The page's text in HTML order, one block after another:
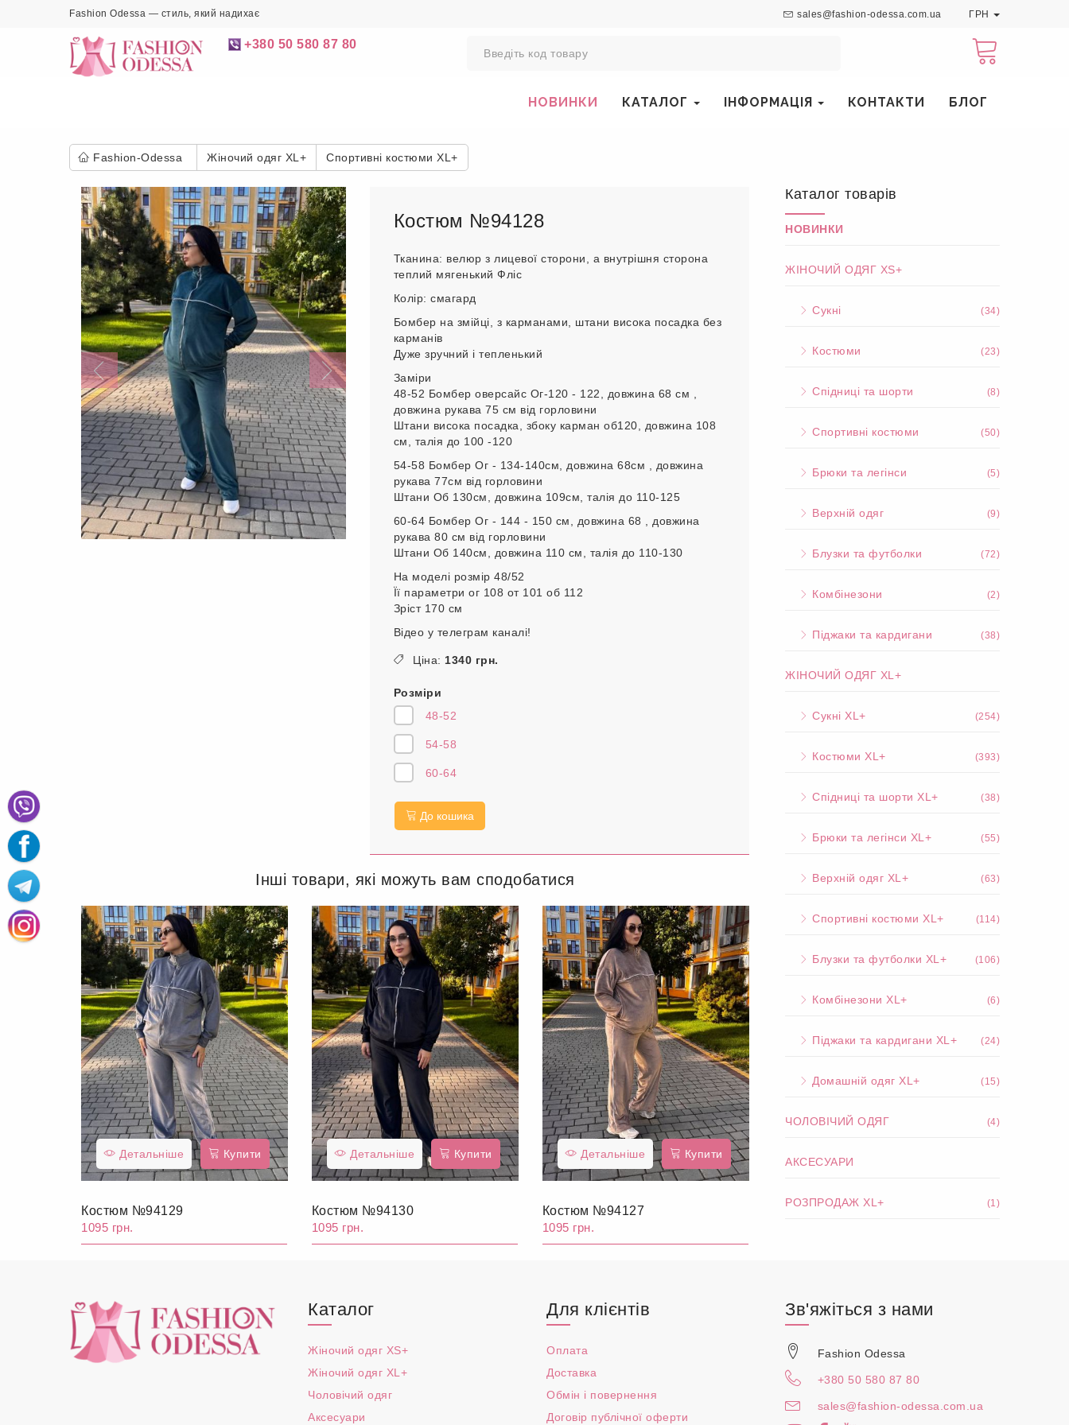
Fashion Odessa — стиль, який надихає sales@fashion-odessa.com.ua ГРН
+380 50 580 87 80
НОВИНКИ КАТАЛОГ ІНФОРМАЦІЯ КОНТАКТИ БЛОГ
Fashion-Odessa Жіночий одяг XL+ Спортивні костюми XL+
Костюм №94128
Тканина: велюр з лицевої сторони, а внутрішня сторона
теплий мягенький Фліс
Колір: смагард
Бомбер на змійці, з карманами, штани висока посадка без
карманів
Дуже зручний і тепленький
Заміри
48-52 Бомбер оверсайс Ог-120 - 122, довжина 68 см ,
довжина рукава 75 см від горловини
Штани висока посадка, збоку карман об120, довжина 108
см, талія до 100 -120
54-58 Бомбер Ог - 134-140см, довжина 68см , довжина
рукава 77см від горловини
Штани Об 130см, довжина 109см, талія до 110-125
60-64 Бомбер Ог - 144 - 150 см, довжина 68 , довжина
рукава 80 см від горловини
Штани Об 140см, довжина 110 см, талія до 110-130
На моделі розмір 48/52
Її параметри ог 108 от 101 об 112
Зріст 170 см
Відео у телеграм каналі!
Ціна: 1340 грн.
Розміри
48-52
54-58
60-64
До кошика
Інші товари, які можуть вам сподобатися
Детальніше Купити
Костюм №94129
1095 грн.
Детальніше Купити
Костюм №94130
1095 грн.
Детальніше Купити
Костюм №94127
1095 грн.
Каталог товарів
НОВИНКИ
ЖІНОЧИЙ ОДЯГ XS+
Сукні (34)
Костюми (23)
Спідниці та шорти (8)
Спортивні костюми (50)
Брюки та легінси (5)
Верхній одяг (9)
Блузки та футболки (72)
Комбінезони (2)
Піджаки та кардигани (38)
ЖІНОЧИЙ ОДЯГ XL+
Сукні XL+ (254)
Костюми XL+ (393)
Спідниці та шорти XL+ (38)
Брюки та легінси XL+ (55)
Верхній одяг XL+ (63)
Спортивні костюми XL+ (114)
Блузки та футболки XL+ (106)
Комбінезони XL+ (6)
Піджаки та кардигани XL+ (24)
Домашній одяг XL+ (15)
ЧОЛОВІЧИЙ ОДЯГ (4)
АКСЕСУАРИ
РОЗПРОДАЖ XL+ (1)
Каталог
Жіночий одяг XS+
Жіночий одяг XL+
Чоловічий одяг
Аксесуари
Для клієнтів
Оплата
Доставка
Обмін і повернення
Договір публічної оферти
Зв'яжіться з нами
Fashion Odessa
+380 50 580 87 80
sales@fashion-odessa.com.ua